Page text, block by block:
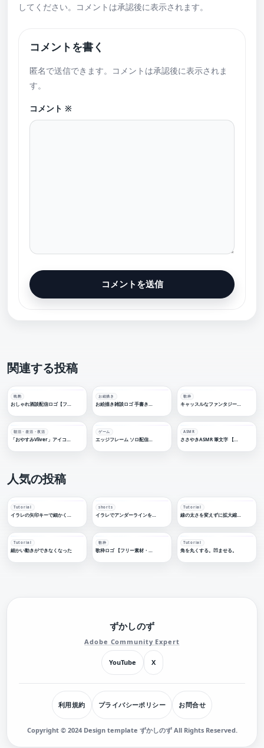
してください。コメントは承認後に表示されます。
コメントを書く
匿名で送信できます。コメントは承認後に表示されま
す。
コメント ※
関連する投稿
晩酌 お絵描き 歌枠
朝活・昼活・夜活 ゲーム ASMR
人気の投稿
Tutorial shorts Tutorial
Tutorial
細かい動きができなくなった
歌枠 Tutorial
角を丸くする。凹ませる。
ずかしのず
Adobe Community Expert
YouTube X
利用規約 プライバシーポリシー お問合せ
Copyright © 2024 Design template ずかしのず All Rights Reserved.